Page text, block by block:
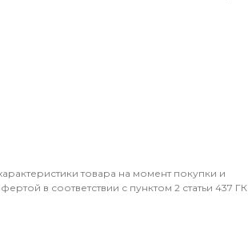
товара на момент покупки и
в соответствии с пунктом 2 статьи 437 ГК